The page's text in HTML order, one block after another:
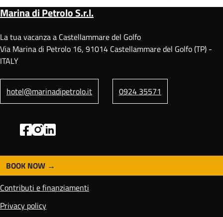
Marina di Petrolo S.r.l.
La tua vacanza a Castellammare del Golfo
Via Marina di Petrolo 16, 91014 Castellammare del Golfo (TP) -
ITALY
hotel@marinadipetrolo.it 0924 35571
o
o
t
BOOK NOW
Contributi e finanziamenti
Privacy policy